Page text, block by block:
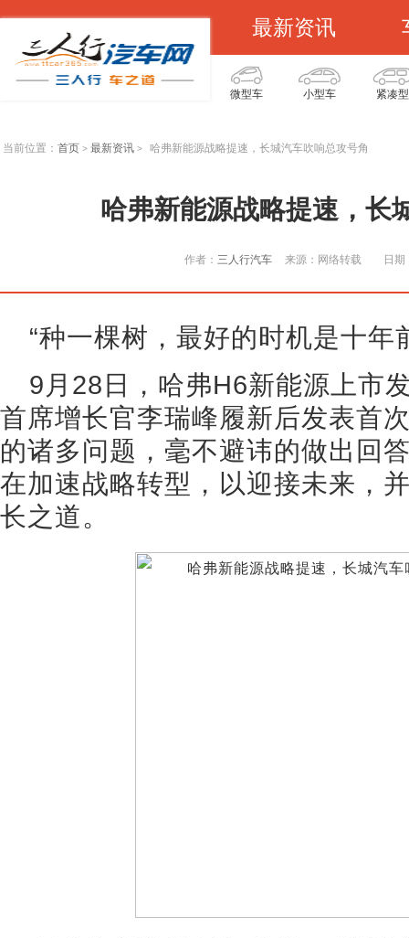
最新资讯
微型车 小型车 紧凑型
当前位置： 首页 > 最新资讯 > 哈弗新能源战略提速，长城汽车吹响总攻号角
哈弗新能源战略提速，长
作者： 三人行汽车 来源：网络转载 日
“种一棵树，最好的时机是十年
9月28日，哈弗H6新能源上市
首席增长官李瑞峰履新后发表首
的诸多问题，毫不避讳的做出回
在加速战略转型，以迎接未来，
长之道。